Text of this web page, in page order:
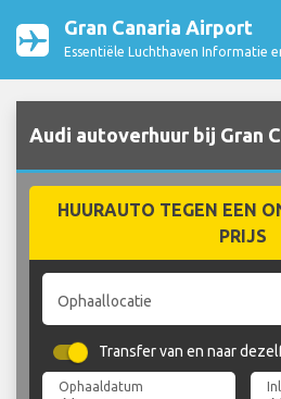
Gran Canaria Airport
Essentiële Luchthaven Informatie
Audi autoverhuur bij Gran
HUURAUTO TEGEN EEN
PRIJS
Ophaallocatie
Transfer van en naar
Ophaaldatum